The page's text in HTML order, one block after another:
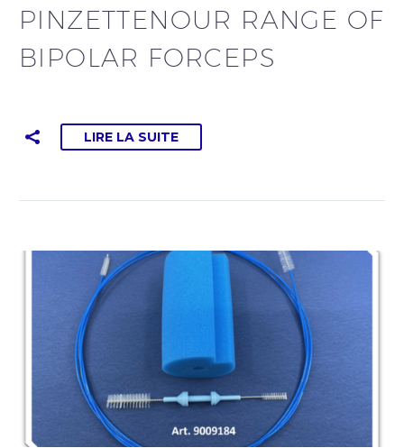
PINZETTENOUR RANGE OF
BIPOLAR FORCEPS
LIRE LA SUITE